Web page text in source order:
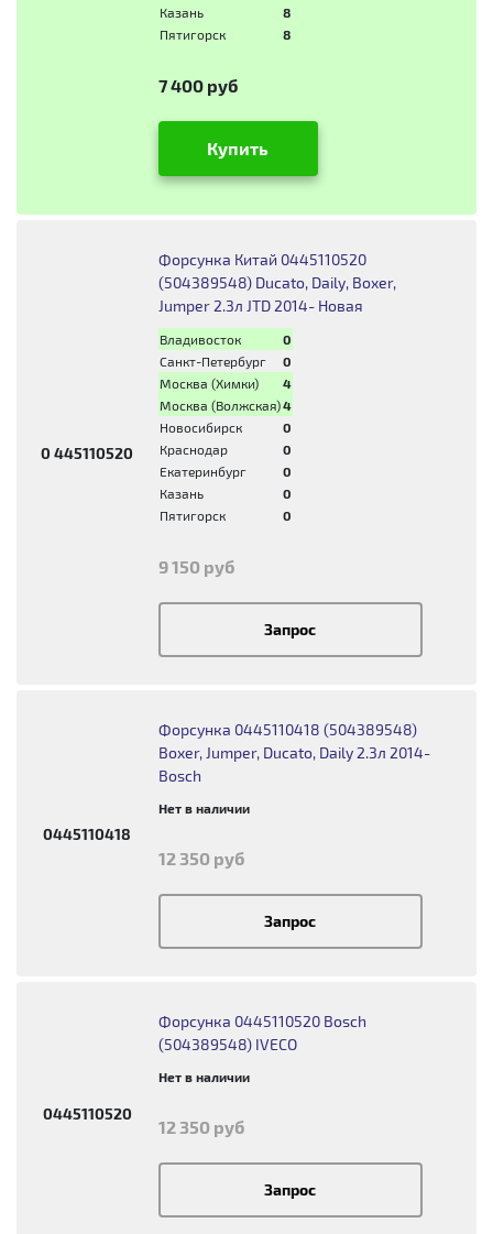
Казань
8
Пятигорск
8
7 400 руб
Купить
0 445110520
Форсунка Китай 0445110520
(504389548) Ducato, Daily, Boxer,
Jumper 2.3л JTD 2014- Новая
Владивосток
0
Санкт-Петербург
0
Москва (Химки)
4
Москва (Волжская)4
Новосибирск
0
Краснодар
0
Екатеринбург
0
Казань
0
Пятигорск
0
9 150 руб
Запрос
0445110418
Форсунка 0445110418 (504389548)
Boxer, Jumper, Ducato, Daily 2.3л 2014-
Bosch
Нет в наличии
12 350 руб
Запрос
0445110520
Форсунка 0445110520 Bosch
(504389548) IVECO
Нет в наличии
12 350 руб
Запрос